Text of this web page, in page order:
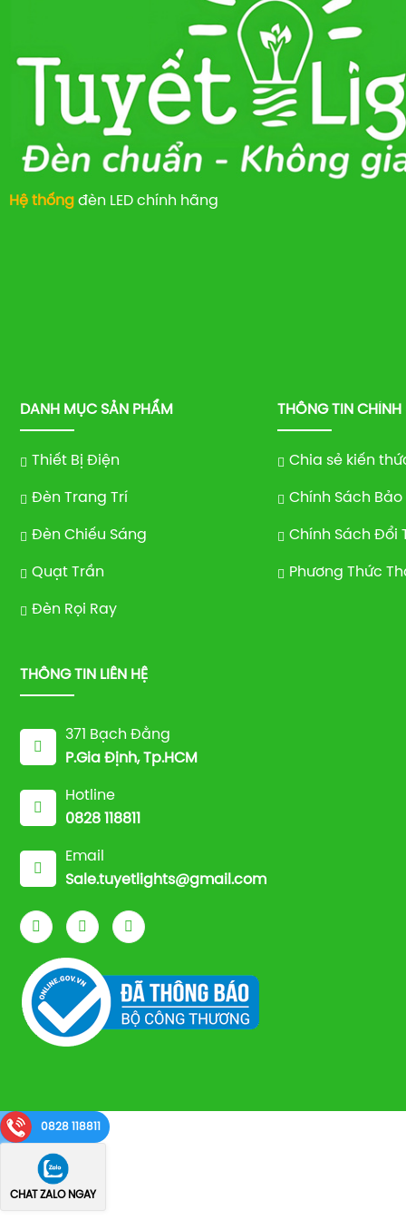
Hệ thống đèn LED chính hãng
DANH MỤC SẢN PHẨM
Thiết Bị Điện
Đèn Trang Trí
Đèn Chiếu Sáng
Quạt Trần
Đèn Rọi Ray
THÔNG TIN CHÍNH
Chia sẻ kiến
Chính Sách Bảo
Chính Sách Đổi
Phương Thức
THÔNG TIN LIÊN HỆ
371 Bạch Đằng
P.Gia Định, Tp.HCM
Hotline
0828 118811
Email
Sale.tuyetlights@gmail.com
0828 118811
CHAT ZALO NGAY